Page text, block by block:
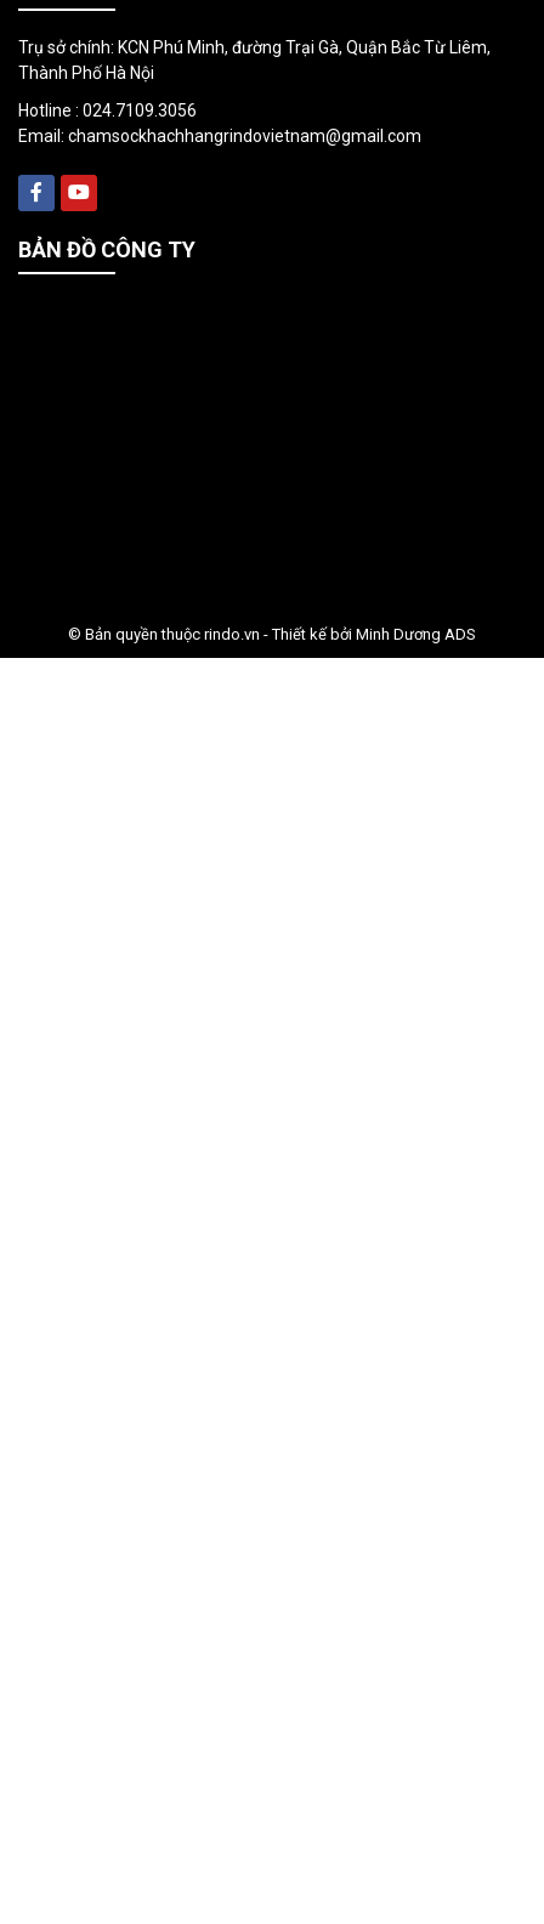
Trụ sở chính: KCN Phú Minh, đường Trại Gà, Quận Bắc Từ Liêm,
Thành Phố Hà Nội
Hotline : 024.7109.3056
Email: chamsockhachhangrindovietnam@gmail.com
BẢN ĐỒ CÔNG TY
© Bản quyền thuộc rindo.vn - Thiết kế bởi Minh Dương ADS